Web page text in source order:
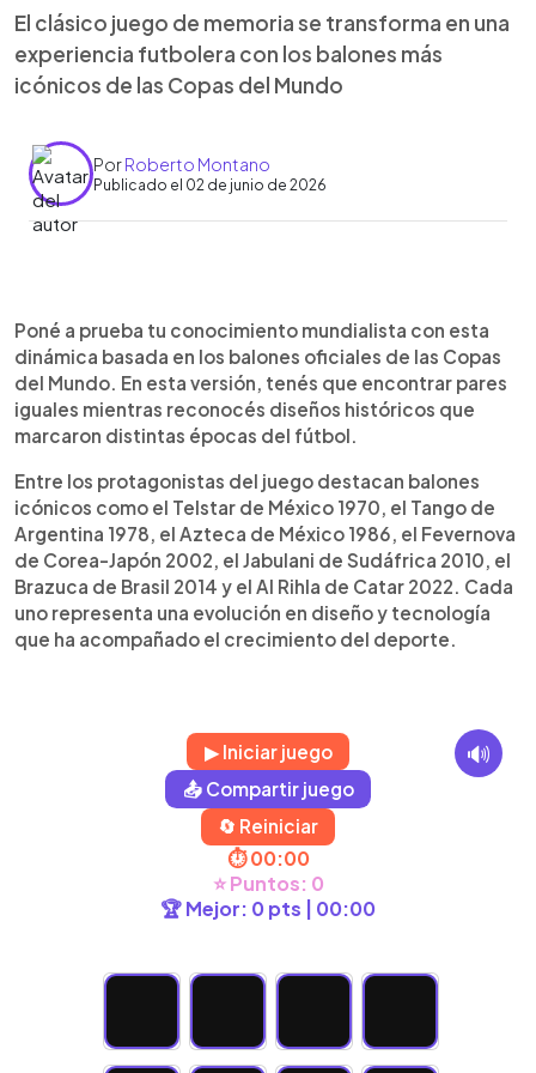
El clásico juego de memoria se transforma en una
experiencia futbolera con los balones más
icónicos de las Copas del Mundo
PorRoberto Montano
Publicado el 02 de junio de 2026
Escuchar artículo
Poné a prueba tu conocimiento mundialista con esta
dinámica basada en los balones oficiales de las Copas
del Mundo. En esta versión, tenés que encontrar pares
iguales mientras reconocés diseños históricos que
marcaron distintas épocas del fútbol.
Entre los protagonistas del juego destacan balones
icónicos como el Telstar de México 1970, el Tango de
Argentina 1978, el Azteca de México 1986, el Fevernova
de Corea-Japón 2002, el Jabulani de Sudáfrica 2010, el
Brazuca de Brasil 2014 y el Al Rihla de Catar 2022. Cada
uno representa una evolución en diseño y tecnología
que ha acompañado el crecimiento del deporte.
▶ Iniciar juego
📤 Compartir juego
🔄 Reiniciar
⏱️ 00:00
⭐ Puntos: 0
🏆 Mejor: 0 pts | 00:00
🔊